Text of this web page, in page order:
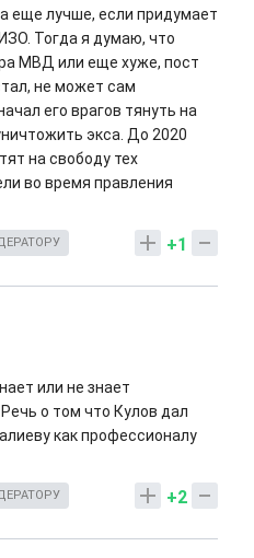
еще лучше, если придумает
Тогда я думаю, что
МВД или еще хуже, пост
не может сам
его врагов тянуть на
экса. До 2020
на свободу тех
во время правления
+1
или не знает
о том что Кулов дал
как профессионалу
+2